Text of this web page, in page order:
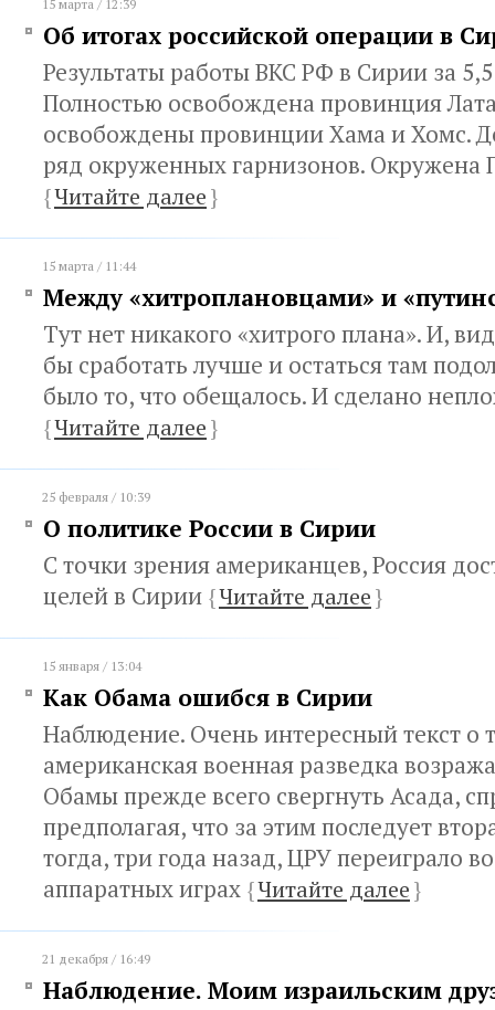
15 марта / 12:39
Об итогах российской операции в
Результаты работы ВКС РФ в Сирии за
Полностью освобождена провинция
освобождены провинции Хама и Хомс.
ряд окруженных гарнизонов. Окружена
{Читайте далее}
15 марта / 11:44
Между «хитроплановцами» и
Тут нет никакого «хитрого плана». И,
бы сработать лучше и остаться там
было то, что обещалось. И сделано
{Читайте далее}
25 февраля / 10:39
О политике России в Сирии
С точки зрения американцев, Россия
целей в Сирии {Читайте далее}
15 января / 13:04
Как Обама ошибся в Сирии
Наблюдение. Очень интересный текст о
американская военная разведка
Обамы прежде всего свергнуть Асада,
предполагая, что за этим последует
тогда, три года назад, ЦРУ переиграло
аппаратных играх {Читайте далее}
21 декабря / 16:49
Наблюдение. Моим израильским